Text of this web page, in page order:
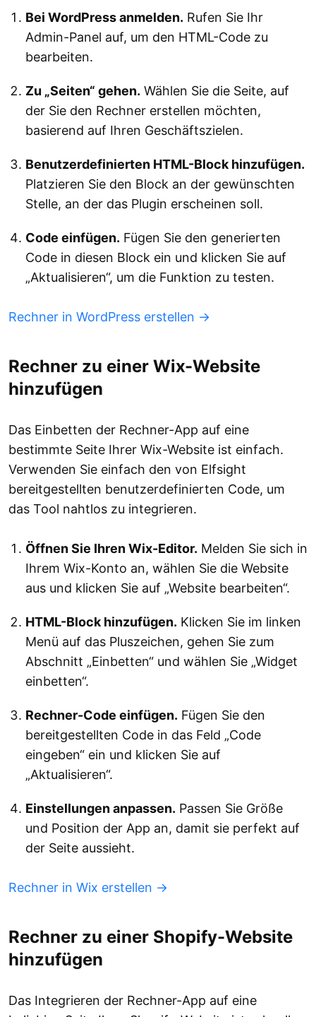
Bei WordPress anmelden. Rufen Sie Ihr
Admin-Panel auf, um den HTML-Code zu
bearbeiten.
Zu „Seiten“ gehen. Wählen Sie die Seite, auf
der Sie den Rechner erstellen möchten,
basierend auf Ihren Geschäftszielen.
Benutzerdefinierten HTML-Block hinzufügen.
Platzieren Sie den Block an der gewünschten
Stelle, an der das Plugin erscheinen soll.
Code einfügen. Fügen Sie den generierten
Code in diesen Block ein und klicken Sie auf
„Aktualisieren“, um die Funktion zu testen.
Rechner in WordPress erstellen →
Rechner zu einer Wix-Website
hinzufügen
Das Einbetten der Rechner-App auf eine
bestimmte Seite Ihrer Wix-Website ist einfach.
Verwenden Sie einfach den von Elfsight
bereitgestellten benutzerdefinierten Code, um
das Tool nahtlos zu integrieren.
Öffnen Sie Ihren Wix-Editor. Melden Sie sich in
Ihrem Wix-Konto an, wählen Sie die Website
aus und klicken Sie auf „Website bearbeiten“.
HTML-Block hinzufügen. Klicken Sie im linken
Menü auf das Pluszeichen, gehen Sie zum
Abschnitt „Einbetten“ und wählen Sie „Widget
einbetten“.
Rechner-Code einfügen. Fügen Sie den
bereitgestellten Code in das Feld „Code
eingeben“ ein und klicken Sie auf
„Aktualisieren“.
Einstellungen anpassen. Passen Sie Größe
und Position der App an, damit sie perfekt auf
der Seite aussieht.
Rechner in Wix erstellen →
Rechner zu einer Shopify-Website
hinzufügen
Das Integrieren der Rechner-App auf eine